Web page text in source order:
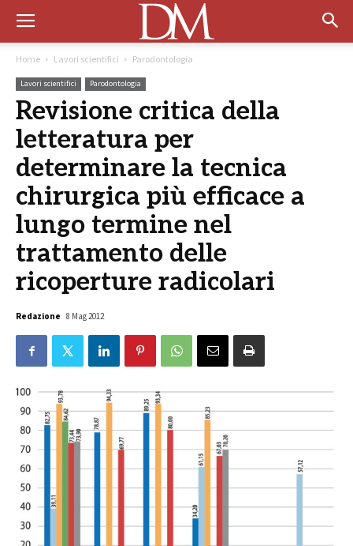
Home Lavori scientifici Parodontologia
Lavori scientifici Parodontologia
Revisione critica della
letteratura per
determinare la tecnica
chirurgica più efficace a
lungo termine nel
trattamento delle
ricoperture radicolari
Redazione 8 Mag 2012